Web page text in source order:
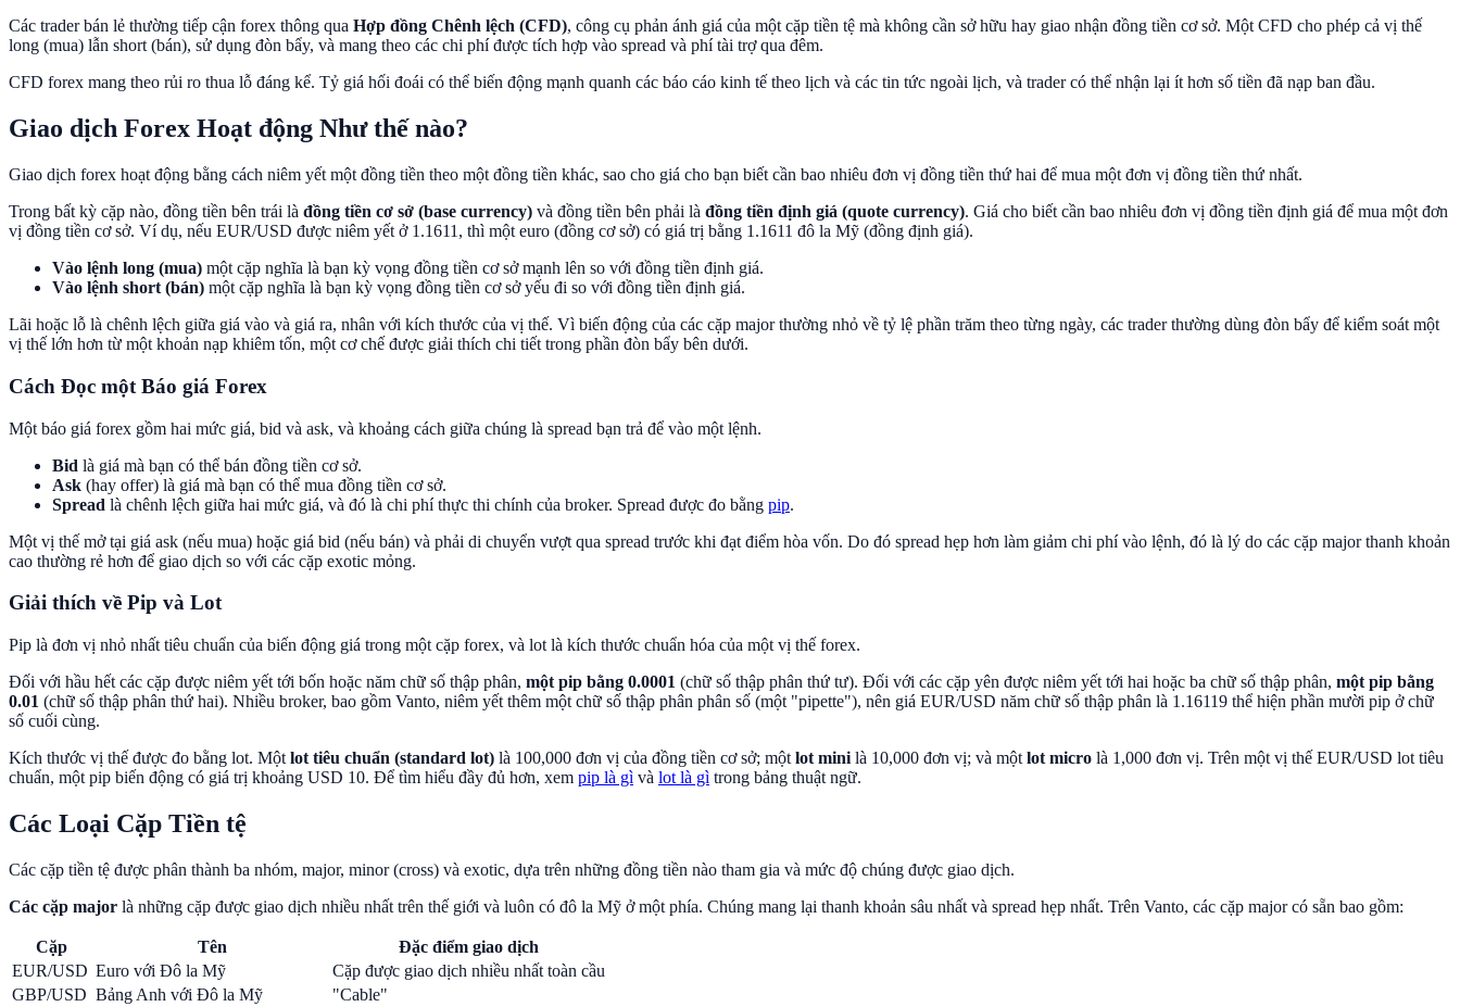
Các trader bán lẻ thường tiếp cận forex thông qua Hợp đồng Chênh lệch (CFD), công cụ phản ánh giá của một cặp tiền tệ mà không cần sở hữu hay giao nhận đồng tiền cơ sở. Một CFD cho phép cả vị thế
long (mua) lẫn short (bán), sử dụng đòn bẩy, và mang theo các chi phí được tích hợp vào spread và phí tài trợ qua đêm.
CFD forex mang theo rủi ro thua lỗ đáng kể. Tỷ giá hối đoái có thể biến động mạnh quanh các báo cáo kinh tế theo lịch và các tin tức ngoài lịch, và trader có thể nhận lại ít hơn số tiền đã nạp ban đầu.
Giao dịch Forex Hoạt động Như thế nào?
Giao dịch forex hoạt động bằng cách niêm yết một đồng tiền theo một đồng tiền khác, sao cho giá cho bạn biết cần bao nhiêu đơn vị đồng tiền thứ hai để mua một đơn vị đồng tiền thứ nhất.
Trong bất kỳ cặp nào, đồng tiền bên trái là đồng tiền cơ sở (base currency) và đồng tiền bên phải là đồng tiền định giá (quote currency). Giá cho biết cần bao nhiêu đơn vị đồng tiền định giá để mua một đơn
vị đồng tiền cơ sở. Ví dụ, nếu EUR/USD được niêm yết ở 1.1611, thì một euro (đồng cơ sở) có giá trị bằng 1.1611 đô la Mỹ (đồng định giá).
Vào lệnh long (mua) một cặp nghĩa là bạn kỳ vọng đồng tiền cơ sở mạnh lên so với đồng tiền định giá.
Vào lệnh short (bán) một cặp nghĩa là bạn kỳ vọng đồng tiền cơ sở yếu đi so với đồng tiền định giá.
Lãi hoặc lỗ là chênh lệch giữa giá vào và giá ra, nhân với kích thước của vị thế. Vì biến động của các cặp major thường nhỏ về tỷ lệ phần trăm theo từng ngày, các trader thường dùng đòn bẩy để kiểm soát một
vị thế lớn hơn từ một khoản nạp khiêm tốn, một cơ chế được giải thích chi tiết trong phần đòn bẩy bên dưới.
Cách Đọc một Báo giá Forex
Một báo giá forex gồm hai mức giá, bid và ask, và khoảng cách giữa chúng là spread bạn trả để vào một lệnh.
Bid là giá mà bạn có thể bán đồng tiền cơ sở.
Ask (hay offer) là giá mà bạn có thể mua đồng tiền cơ sở.
Spread là chênh lệch giữa hai mức giá, và đó là chi phí thực thi chính của broker. Spread được đo bằng pip.
Một vị thế mở tại giá ask (nếu mua) hoặc giá bid (nếu bán) và phải di chuyển vượt qua spread trước khi đạt điểm hòa vốn. Do đó spread hẹp hơn làm giảm chi phí vào lệnh, đó là lý do các cặp major thanh khoản
cao thường rẻ hơn để giao dịch so với các cặp exotic mỏng.
Giải thích về Pip và Lot
Pip là đơn vị nhỏ nhất tiêu chuẩn của biến động giá trong một cặp forex, và lot là kích thước chuẩn hóa của một vị thế forex.
Đối với hầu hết các cặp được niêm yết tới bốn hoặc năm chữ số thập phân, một pip bằng 0.0001 (chữ số thập phân thứ tư). Đối với các cặp yên được niêm yết tới hai hoặc ba chữ số thập phân, một pip bằng
0.01 (chữ số thập phân thứ hai). Nhiều broker, bao gồm Vanto, niêm yết thêm một chữ số thập phân phân số (một "pipette"), nên giá EUR/USD năm chữ số thập phân là 1.16119 thể hiện phần mười pip ở chữ
số cuối cùng.
Kích thước vị thế được đo bằng lot. Một lot tiêu chuẩn (standard lot) là 100,000 đơn vị của đồng tiền cơ sở; một lot mini là 10,000 đơn vị; và một lot micro là 1,000 đơn vị. Trên một vị thế EUR/USD lot tiêu
chuẩn, một pip biến động có giá trị khoảng USD 10. Để tìm hiểu đầy đủ hơn, xem pip là gì và lot là gì trong bảng thuật ngữ.
Các Loại Cặp Tiền tệ
Các cặp tiền tệ được phân thành ba nhóm, major, minor (cross) và exotic, dựa trên những đồng tiền nào tham gia và mức độ chúng được giao dịch.
Các cặp major là những cặp được giao dịch nhiều nhất trên thế giới và luôn có đô la Mỹ ở một phía. Chúng mang lại thanh khoản sâu nhất và spread hẹp nhất. Trên Vanto, các cặp major có sẵn bao gồm:
Cặp Tên
Đặc điểm giao dịch
EUR/USD Euro với Đô la Mỹ
Cặp được giao dịch nhiều nhất toàn cầu
GBP/USD Bảng Anh với Đô la Mỹ
"Cable"